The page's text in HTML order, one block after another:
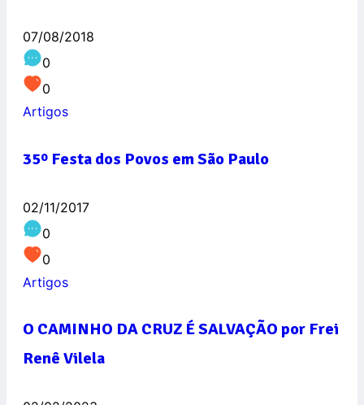
07/08/2018
0
0
Artigos
35º Festa dos Povos em São Paulo
02/11/2017
0
0
Artigos
O CAMINHO DA CRUZ É SALVAÇÃO por Frei
Renê Vilela